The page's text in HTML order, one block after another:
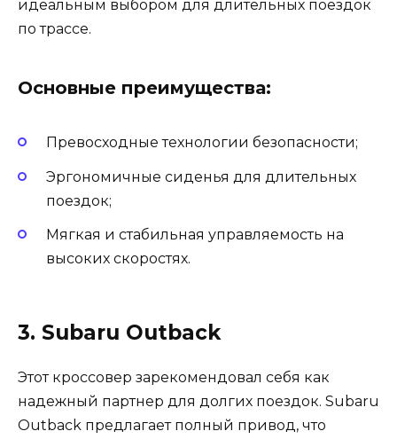
идеальным выбором для длительных поездок
по трассе.
Основные преимущества:
Превосходные технологии безопасности;
Эргономичные сиденья для длительных
поездок;
Мягкая и стабильная управляемость на
высоких скоростях.
3. Subaru Outback
Этот кроссовер зарекомендовал себя как
надежный партнер для долгих поездок. Subaru
Outback предлагает полный привод, что